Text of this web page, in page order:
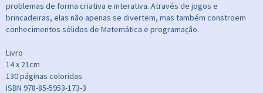
problemas de forma criativa e interativa. Através de jogos e
brincadeiras, elas não apenas se divertem, mas também constroem
conhecimentos sólidos de Matemática e programação.
Livro
14 x 21cm
130 páginas coloridas
ISBN 978-85-5953-173-3